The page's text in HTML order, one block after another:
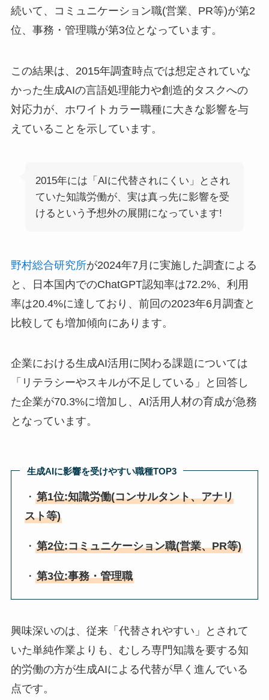
続いて、コミュニケーション職(営業、PR等)が第2
位、事務・管理職が第3位となっています。
この結果は、2015年調査時点では想定されていな
かった生成AIの言語処理能力や創造的タスクへの
対応力が、ホワイトカラー職種に大きな影響を与
えていることを示しています。
2015年には「AIに代替されにくい」とされ
ていた知識労働が、実は真っ先に影響を受
けるという予想外の展開になっています!
野村総合研究所が2024年7月に実施した調査による
と、日本国内でのChatGPT認知率は72.2%、利用
率は20.4%に達しており、前回の2023年6月調査と
比較しても増加傾向にあります。
企業における生成AI活用に関わる課題については
「リテラシーやスキルが不足している」と回答し
た企業が70.3%に増加し、AI活用人材の育成が急務
となっています。
生成AIに影響を受けやすい職種TOP3
・第1位:知識労働(コンサルタント、アナリ
スト等)
・第2位:コミュニケーション職(営業、PR等)
・第3位:事務・管理職
興味深いのは、従来「代替されやすい」とされて
いた単純作業よりも、むしろ専門知識を要する知
的労働の方が生成AIによる代替が早く進んでいる
点です。